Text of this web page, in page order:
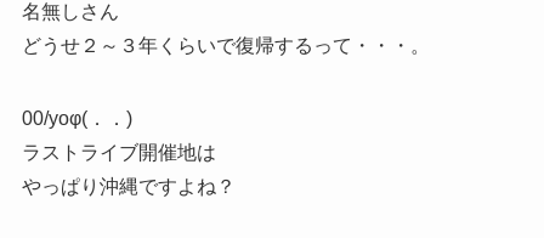
名無しさん
どうせ２～３年くらいで復帰するって・・・。
00/yoφ(．．)
ラストライブ開催地は
やっぱり沖縄ですよね？